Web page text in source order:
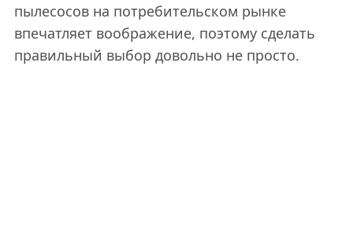
пылесосов на потребительском рынке
впечатляет воображение, поэтому сделать
правильный выбор довольно не просто.